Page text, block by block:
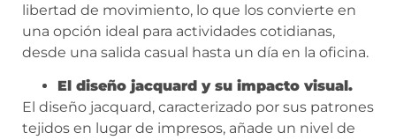
libertad de movimiento, lo que los convierte en
una opción ideal para actividades cotidianas,
desde una salida casual hasta un día en la oficina.
El diseño jacquard y su impacto visual.
El diseño jacquard, caracterizado por sus patrones
tejidos en lugar de impresos, añade un nivel de